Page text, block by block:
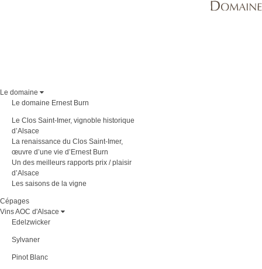
Le domaine
Le domaine Ernest Burn
Le Clos Saint-Imer, vignoble historique
d’Alsace
La renaissance du Clos Saint-Imer,
œuvre d’une vie d’Ernest Burn
Un des meilleurs rapports prix / plaisir
d’Alsace
Les saisons de la vigne
Cépages
Vins AOC d'Alsace
Edelzwicker
Sylvaner
Pinot Blanc